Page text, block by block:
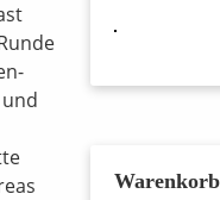
Warenkorb